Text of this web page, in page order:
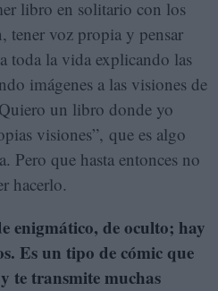
libro en solitario con los
tener voz propia y pensar
toda la vida explicando las
imágenes a las visiones de
un libro donde yo
visiones”, que es algo
Pero que hasta entonces no
hacerlo.
enigmático, de oculto; hay
Es un tipo de cómic que
te transmite muchas